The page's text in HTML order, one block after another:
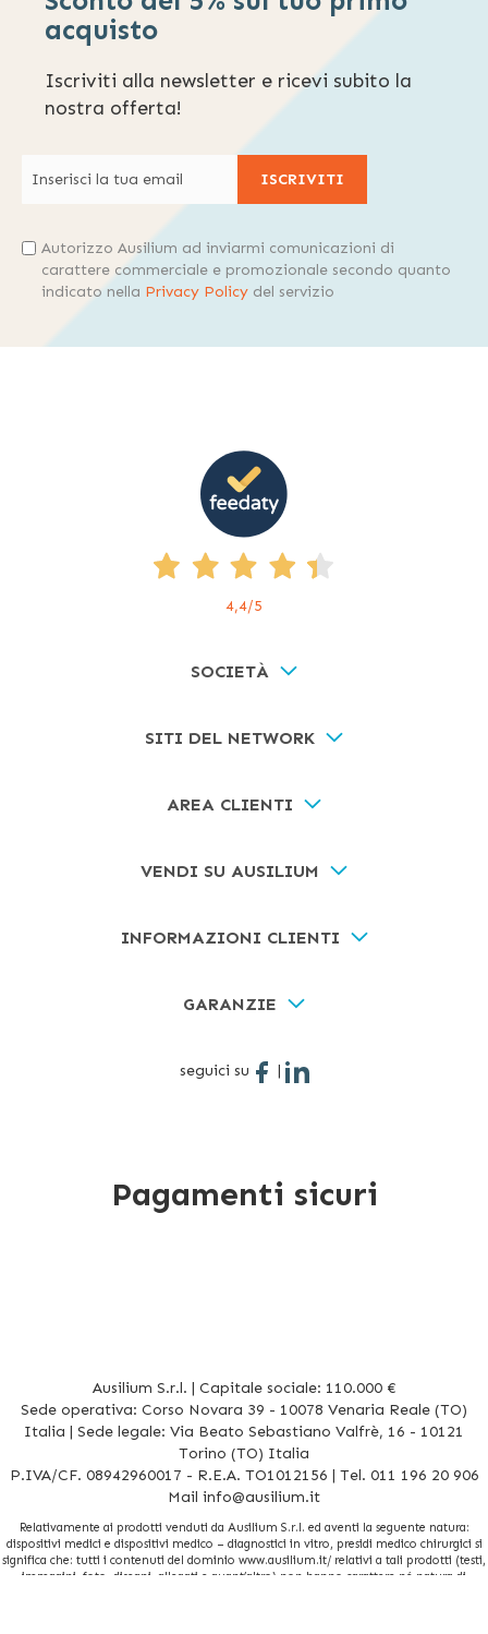
acquisto
Iscriviti alla newsletter e ricevi subito la
nostra offerta!
ISCRIVITI
Autorizzo Ausilium ad inviarmi comunicazioni di
carattere commerciale e promozionale secondo quanto
indicato nella Privacy Policy del servizio
4,4/5
SOCIETÀ
SITI DEL NETWORK
AREA CLIENTI
VENDI SU AUSILIUM
INFORMAZIONI CLIENTI
GARANZIE
seguici su |
Pagamenti sicuri
Ausilium S.r.l. | Capitale sociale: 110.000 €
Sede operativa: Corso Novara 39 - 10078 Venaria Reale (TO)
Italia | Sede legale: Via Beato Sebastiano Valfrè, 16 - 10121
Torino (TO) Italia
P.IVA/CF. 08942960017 - R.E.A. TO1012156 | Tel. 011 196 20 906
Mail info@ausilium.it
Relativamente ai prodotti venduti da Ausilium S.r.l. ed aventi la seguente natura:
dispositivi medici e dispositivi medico – diagnostici in vitro, presidi medico chirurgici si
significa che: tutti i contenuti del dominio www.ausilium.it/ relativi a tali prodotti (testi,
immagini, foto, disegni, allegati e quant’altro) non hanno carattere né natura di